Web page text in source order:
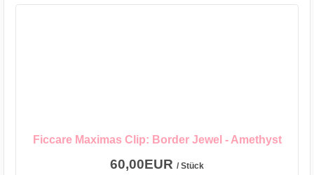
Ficcare Maximas Clip: Border Jewel - Amethyst
60,00EUR / Stück